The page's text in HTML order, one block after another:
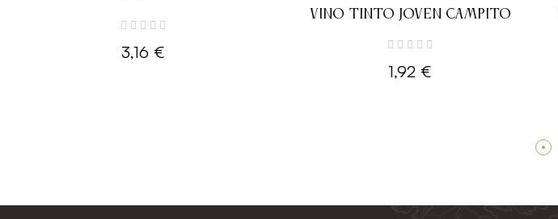
3,16 €
VINO TINTO JOVEN CAMPITO
1,92 €